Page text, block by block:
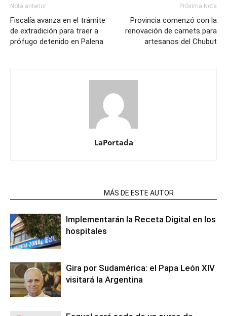
Nota anterior
Fiscalía avanza en el trámite
de extradición para traer a
prófugo detenido en Palena
Próxima Nota
Provincia comenzó con la
renovación de carnets para
artesanos del Chubut
LaPortada
MÁS DE ESTE AUTOR
Implementarán la Receta Digital en los
hospitales
Gira por Sudamérica: el Papa León XIV
visitará la Argentina